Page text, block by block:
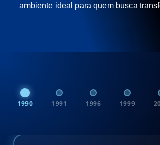
ambiente ideal para quem busca
1990 1991 1996 1999